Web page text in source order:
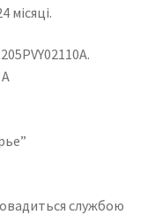
місяці.
службою